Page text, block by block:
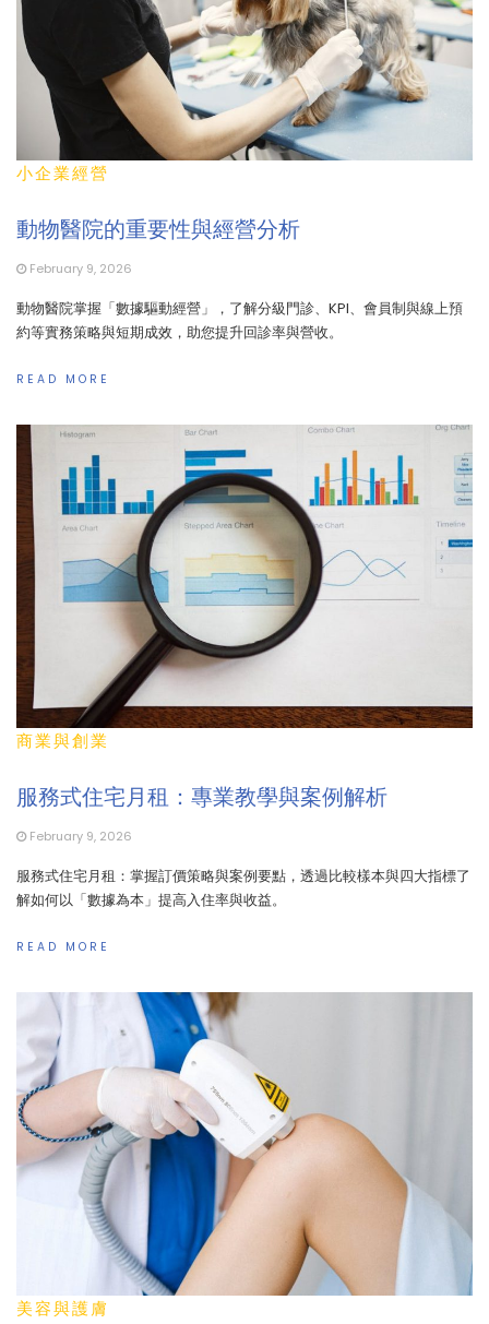
小企業經營
動物醫院的重要性與經營分析
February 9, 2026
動物醫院掌握「數據驅動經營」，了解分級門診、KPI、會員制與線上預
約等實務策略與短期成效，助您提升回診率與營收。
READ MORE
商業與創業
服務式住宅月租：專業教學與案例解析
February 9, 2026
服務式住宅月租：掌握訂價策略與案例要點，透過比較樣本與四大指標了
解如何以「數據為本」提高入住率與收益。
READ MORE
美容與護膚